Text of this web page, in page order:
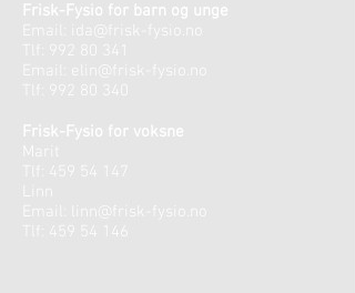
Frisk-Fysio for barn og unge
Email:
ida@frisk-fysio.no
992 80 341
Email:
elin@frisk-fysio.no
992 80 340
Frisk-Fysio for voksne
Marit
459 54 147
Email:
linn@frisk-fysio.no
459 54 146